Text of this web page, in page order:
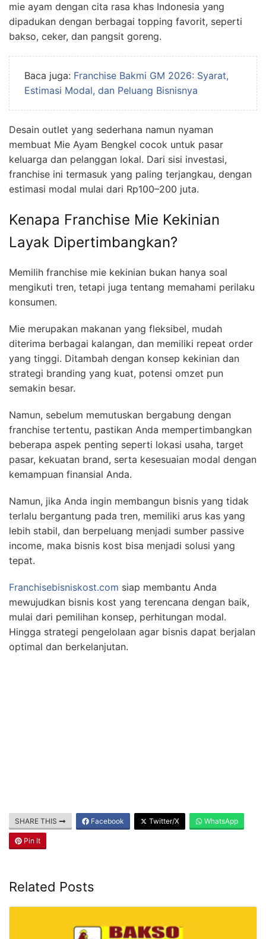
mie ayam dengan cita rasa khas Indonesia yang
dipadukan dengan berbagai topping favorit, seperti
bakso, ceker, dan pangsit goreng.
Baca juga: Franchise Bakmi GM 2026: Syarat,
Estimasi Modal, dan Peluang Bisnisnya
Desain outlet yang sederhana namun nyaman
membuat Mie Ayam Bengkel cocok untuk pasar
keluarga dan pelanggan lokal. Dari sisi investasi,
franchise ini termasuk yang paling terjangkau, dengan
estimasi modal mulai dari Rp100–200 juta.
Kenapa Franchise Mie Kekinian
Layak Dipertimbangkan?
Memilih franchise mie kekinian bukan hanya soal
mengikuti tren, tetapi juga tentang memahami perilaku
konsumen.
Mie merupakan makanan yang fleksibel, mudah
diterima berbagai kalangan, dan memiliki repeat order
yang tinggi. Ditambah dengan konsep kekinian dan
strategi branding yang kuat, potensi omzet pun
semakin besar.
Namun, sebelum memutuskan bergabung dengan
franchise tertentu, pastikan Anda mempertimbangkan
beberapa aspek penting seperti lokasi usaha, target
pasar, kekuatan brand, serta kesesuaian modal dengan
kemampuan finansial Anda.
Namun, jika Anda ingin membangun bisnis yang tidak
terlalu bergantung pada tren, memiliki arus kas yang
lebih stabil, dan berpeluang menjadi sumber passive
income, maka bisnis kost bisa menjadi solusi yang
tepat.
Franchisebisniskost.com siap membantu Anda
mewujudkan bisnis kost yang terencana dengan baik,
mulai dari pemilihan konsep, perhitungan modal.
Hingga strategi pengelolaan agar bisnis dapat berjalan
optimal dan berkelanjutan.
SHARE THIS Facebook Twitter/X WhatsApp
Pin It
Related Posts